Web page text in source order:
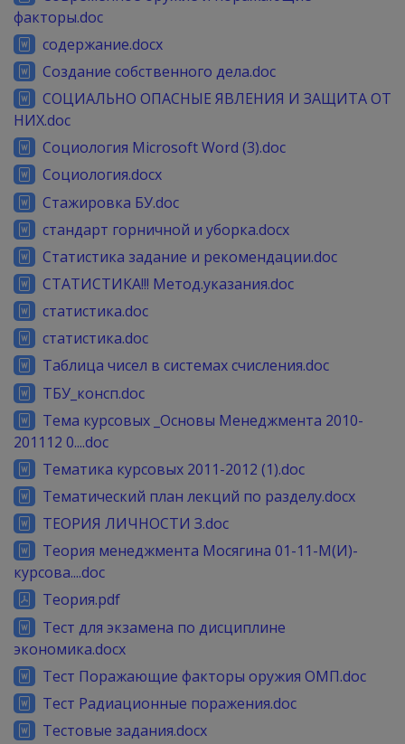
факторы.doc
содержание.docx
Создание собственного дела.doc
СОЦИАЛЬНО ОПАСНЫЕ ЯВЛЕНИЯ И ЗАЩИТА ОТ
НИХ.doc
Социология Microsoft Word (3).doc
Социология.docx
Стажировка БУ.doc
стандарт горничной и уборка.docx
Статистика задание и рекомендации.doc
СТАТИСТИКА!!! Метод.указания.doc
статистика.doc
статистика.doc
Таблица чисел в системах счисления.doc
ТБУ_консп.doc
Тема курсовых _Основы Менеджмента 2010-
201112 0....doc
Тематика курсовых 2011-2012 (1).doc
Тематический план лекций по разделу.docx
ТЕОРИЯ ЛИЧНОСТИ З.doc
Теория менеджмента Мосягина 01-11-М(И)-
курсова....doc
Теория.pdf
Тест для экзамена по дисциплине
экономика.docx
Тест Поражающие факторы оружия ОМП.doc
Тест Радиационные поражения.doc
Тестовые задания.docx